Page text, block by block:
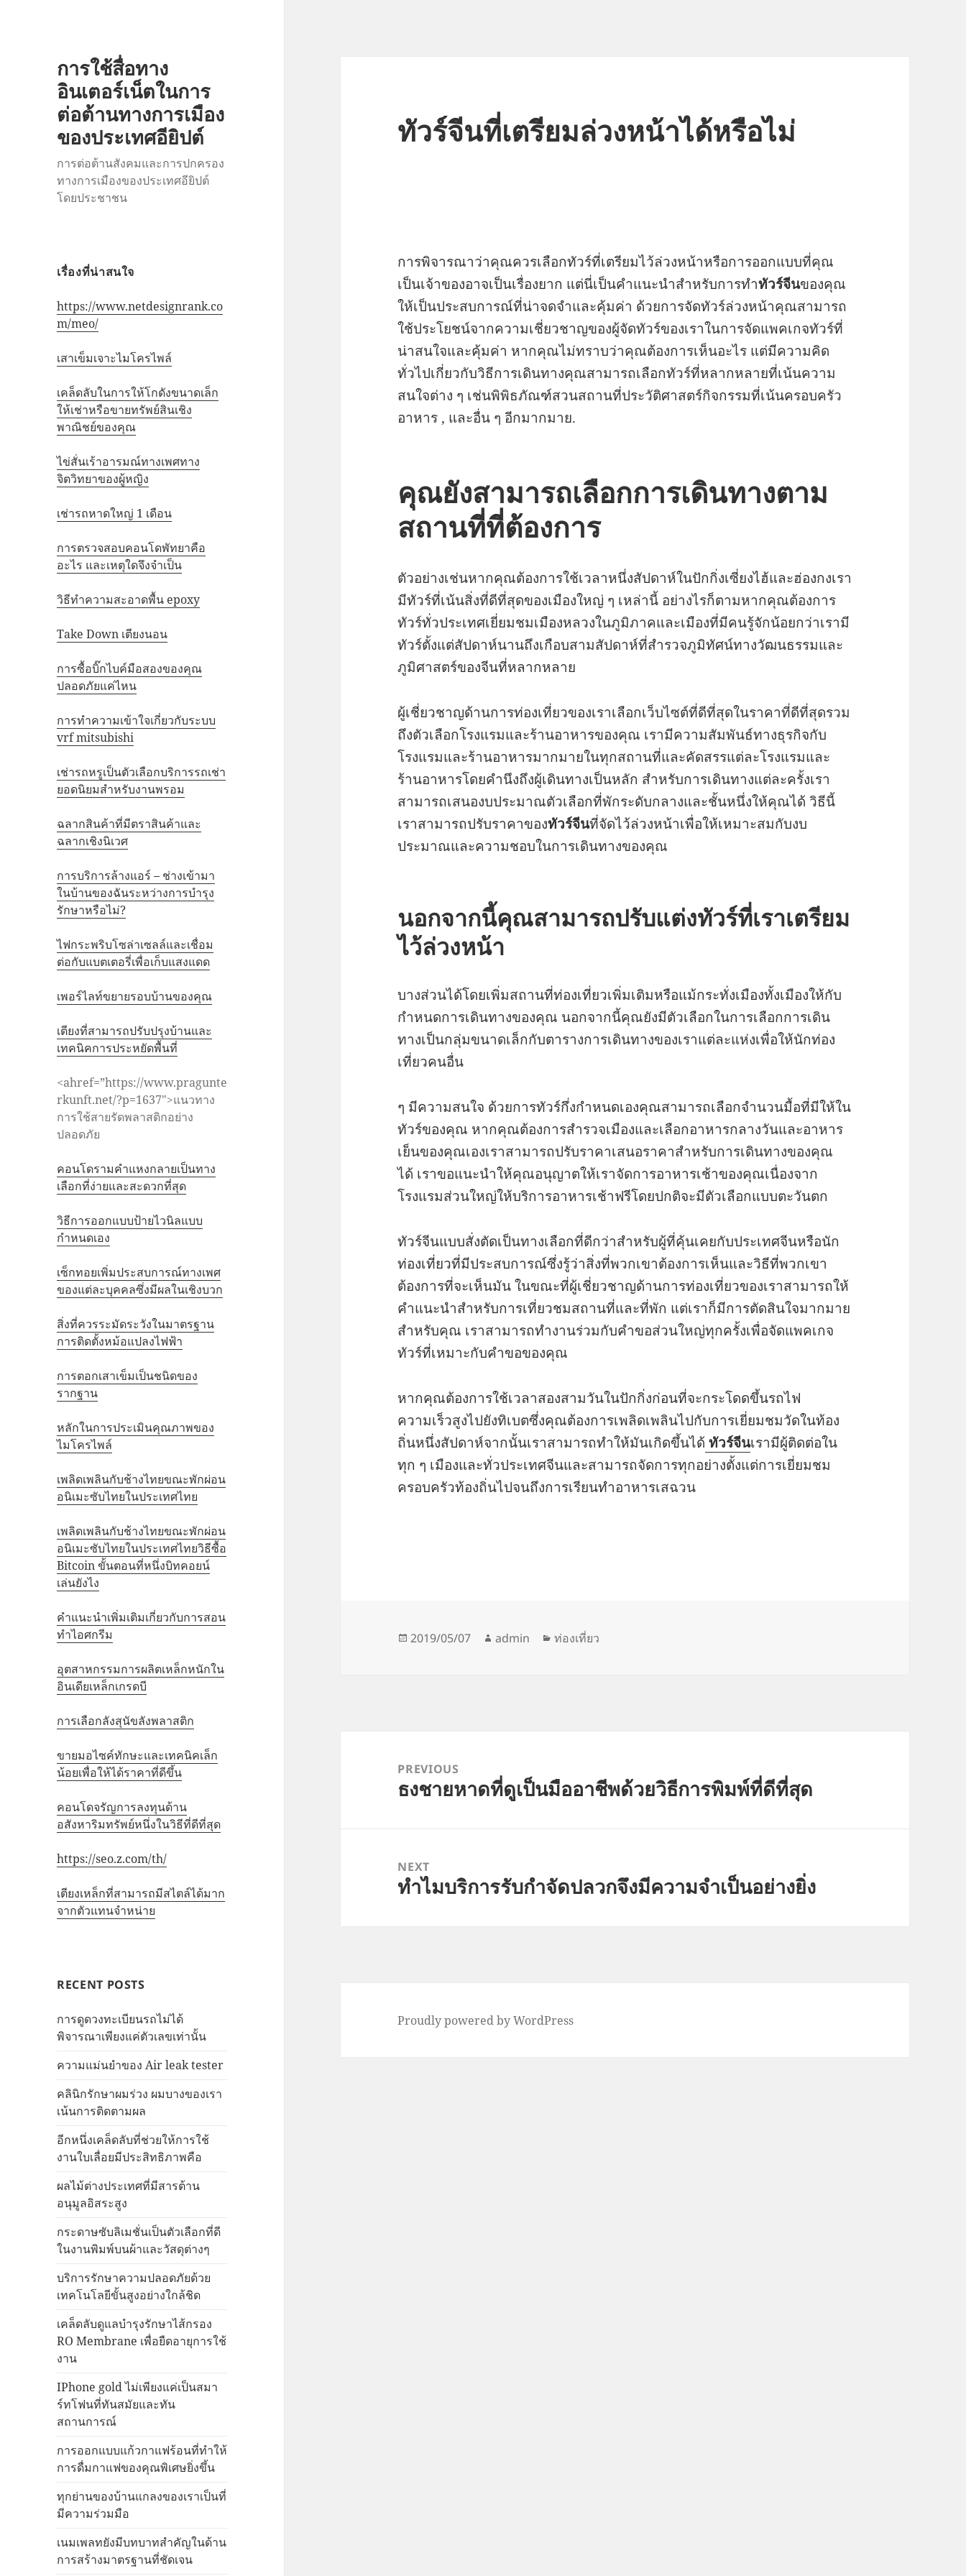
การใช้สื่อทาง
อินเตอร์เน็ตในการ
ต่อต้านทางการเมือง
ของประเทศอียิปต์
การต่อต้านสังคมและการปกครอง
ทางการเมืองของประเทศอียิปต์
โดยประชาชน
เรื่องที่น่าสนใจ
https://www.netdesignrank.co
m/meo/
เสาเข็มเจาะไมโครไพล์
เคล็ดลับในการให้โกดังขนาดเล็ก
ให้เช่าหรือขายทรัพย์สินเชิง
พาณิชย์ของคุณ
ไข่สั่นเร้าอารมณ์ทางเพศทาง
จิตวิทยาของผู้หญิง
เช่ารถหาดใหญ่ 1 เดือน
การตรวจสอบคอนโดพัทยาคือ
อะไร และเหตุใดจึงจำเป็น
วิธีทำความสะอาดพื้น epoxy
Take Down เตียงนอน
การซื้อบิ๊กไบค์มือสองของคุณ
ปลอดภัยแค่ไหน
การทำความเข้าใจเกี่ยวกับระบบ
vrf mitsubishi
เช่ารถหรูเป็นตัวเลือกบริการรถเช่า
ยอดนิยมสำหรับงานพรอม
ฉลากสินค้าที่มีตราสินค้าและ
ฉลากเชิงนิเวศ
การบริการล้างแอร์ – ช่างเข้ามา
ในบ้านของฉันระหว่างการบำรุง
รักษาหรือไม่?
ไฟกระพริบโซล่าเซลล์และเชื่อม
ต่อกับแบตเตอรี่เพื่อเก็บแสงแดด
เพอร์ไลท์ขยายรอบบ้านของคุณ
เตียงที่สามารถปรับปรุงบ้านและ
เทคนิคการประหยัดพื้นที่
<ahref=”https://www.pragunte
rkunft.net/?p=1637″>แนวทาง
การใช้สายรัดพลาสติกอย่าง
ปลอดภัย
คอนโดรามคำแหงกลายเป็นทาง
เลือกที่ง่ายและสะดวกที่สุด
วิธีการออกแบบป้ายไวนิลแบบ
กำหนดเอง
เซ็กทอยเพิ่มประสบการณ์ทางเพศ
ของแต่ละบุคคลซึ่งมีผลในเชิงบวก
สิ่งที่ควรระมัดระวังในมาตรฐาน
การติดตั้งหม้อแปลงไฟฟ้า
การตอกเสาเข็มเป็นชนิดของ
รากฐาน
หลักในการประเมินคุณภาพของ
ไมโครไพล์
เพลิดเพลินกับช้างไทยขณะพักผ่อน
อนิเมะซับไทยในประเทศไทย
เพลิดเพลินกับช้างไทยขณะพักผ่อน
อนิเมะซับไทยในประเทศไทยวิธีซื้อ
Bitcoin ขั้นตอนที่หนึ่งบิทคอยน์
เล่นยังไง
คำแนะนำเพิ่มเติมเกี่ยวกับการสอน
ทำไอศกรีม
อุตสาหกรรมการผลิตเหล็กหนักใน
อินเดียเหล็กเกรดบี
การเลือกลังสุนัขลังพลาสติก
ขายมอไซค์ทักษะและเทคนิคเล็ก
น้อยเพื่อให้ได้ราคาที่ดีขึ้น
คอนโดจรัญการลงทุนด้าน
อสังหาริมทรัพย์หนึ่งในวิธีที่ดีที่สุด
https://seo.z.com/th/
เตียงเหล็กที่สามารถมีสไตล์ได้มาก
จากตัวแทนจำหน่าย
RECENT POSTS
การดูดวงทะเบียนรถไม่ได้
พิจารณาเพียงแค่ตัวเลขเท่านั้น
ความแม่นยำของ Air leak tester
คลินิกรักษาผมร่วง ผมบางของเรา
เน้นการติดตามผล
อีกหนึ่งเคล็ดลับที่ช่วยให้การใช้
งานใบเลื่อยมีประสิทธิภาพคือ
ผลไม้ต่างประเทศที่มีสารต้าน
อนุมูลอิสระสูง
กระดาษซับลิเมชั่นเป็นตัวเลือกที่ดี
ในงานพิมพ์บนผ้าและวัสดุต่างๆ
บริการรักษาความปลอดภัยด้วย
เทคโนโลยีขั้นสูงอย่างใกล้ชิด
เคล็ดลับดูแลบำรุงรักษาไส้กรอง
RO Membrane เพื่อยืดอายุการใช้
งาน
IPhone gold ไม่เพียงแค่เป็นสมา
ร์ทโฟนที่ทันสมัยและทัน
สถานการณ์
การออกแบบแก้วกาแฟร้อนที่ทำให้
การดื่มกาแฟของคุณพิเศษยิ่งขึ้น
ทุกย่านของบ้านแกลงของเราเป็นที่
มีความร่วมมือ
เนมเพลทยังมีบทบาทสำคัญในด้าน
การสร้างมาตรฐานที่ชัดเจน
ทัวร์จีนที่เตรียมล่วงหน้าได้หรือไม่
การพิจารณาว่าคุณควรเลือกทัวร์ที่เตรียมไว้ล่วงหน้าหรือการออกแบบที่คุณ
เป็นเจ้าของอาจเป็นเรื่องยาก แต่นี่เป็นคำแนะนำสำหรับการทำทัวร์จีนของคุณ
ให้เป็นประสบการณ์ที่น่าจดจำและคุ้มค่า ด้วยการจัดทัวร์ล่วงหน้าคุณสามารถ
ใช้ประโยชน์จากความเชี่ยวชาญของผู้จัดทัวร์ของเราในการจัดแพคเกจทัวร์ที่
น่าสนใจและคุ้มค่า หากคุณไม่ทราบว่าคุณต้องการเห็นอะไร แต่มีความคิด
ทั่วไปเกี่ยวกับวิธีการเดินทางคุณสามารถเลือกทัวร์ที่หลากหลายที่เน้นความ
สนใจต่าง ๆ เช่นพิพิธภัณฑ์สวนสถานที่ประวัติศาสตร์กิจกรรมที่เน้นครอบครัว
อาหาร , และอื่น ๆ อีกมากมาย.
คุณยังสามารถเลือกการเดินทางตาม
สถานที่ที่ต้องการ
ตัวอย่างเช่นหากคุณต้องการใช้เวลาหนึ่งสัปดาห์ในปักกิ่งเซี่ยงไฮ้และฮ่องกงเรา
มีทัวร์ที่เน้นสิ่งที่ดีที่สุดของเมืองใหญ่ ๆ เหล่านี้ อย่างไรก็ตามหากคุณต้องการ
ทัวร์ทั่วประเทศเยี่ยมชมเมืองหลวงในภูมิภาคและเมืองที่มีคนรู้จักน้อยกว่าเรามี
ทัวร์ตั้งแต่สัปดาห์นานถึงเกือบสามสัปดาห์ที่สำรวจภูมิทัศน์ทางวัฒนธรรมและ
ภูมิศาสตร์ของจีนที่หลากหลาย
ผู้เชี่ยวชาญด้านการท่องเที่ยวของเราเลือกเว็บไซต์ที่ดีที่สุดในราคาที่ดีที่สุดรวม
ถึงตัวเลือกโรงแรมและร้านอาหารของคุณ เรามีความสัมพันธ์ทางธุรกิจกับ
โรงแรมและร้านอาหารมากมายในทุกสถานที่และคัดสรรแต่ละโรงแรมและ
ร้านอาหารโดยคำนึงถึงผู้เดินทางเป็นหลัก สำหรับการเดินทางแต่ละครั้งเรา
สามารถเสนองบประมาณตัวเลือกที่พักระดับกลางและชั้นหนึ่งให้คุณได้ วิธีนี้
เราสามารถปรับราคาของทัวร์จีนที่จัดไว้ล่วงหน้าเพื่อให้เหมาะสมกับงบ
ประมาณและความชอบในการเดินทางของคุณ
นอกจากนี้คุณสามารถปรับแต่งทัวร์ที่เราเตรียม
ไว้ล่วงหน้า
บางส่วนได้โดยเพิ่มสถานที่ท่องเที่ยวเพิ่มเติมหรือแม้กระทั่งเมืองทั้งเมืองให้กับ
กำหนดการเดินทางของคุณ นอกจากนี้คุณยังมีตัวเลือกในการเลือกการเดิน
ทางเป็นกลุ่มขนาดเล็กกับตารางการเดินทางของเราแต่ละแห่งเพื่อให้นักท่อง
เที่ยวคนอื่น
ๆ มีความสนใจ ด้วยการทัวร์กึ่งกำหนดเองคุณสามารถเลือกจำนวนมื้อที่มีให้ใน
ทัวร์ของคุณ หากคุณต้องการสำรวจเมืองและเลือกอาหารกลางวันและอาหาร
เย็นของคุณเองเราสามารถปรับราคาเสนอราคาสำหรับการเดินทางของคุณ
ได้ เราขอแนะนำให้คุณอนุญาตให้เราจัดการอาหารเช้าของคุณเนื่องจาก
โรงแรมส่วนใหญ่ให้บริการอาหารเช้าฟรีโดยปกติจะมีตัวเลือกแบบตะวันตก
ทัวร์จีนแบบสั่งตัดเป็นทางเลือกที่ดีกว่าสำหรับผู้ที่คุ้นเคยกับประเทศจีนหรือนัก
ท่องเที่ยวที่มีประสบการณ์ซึ่งรู้ว่าสิ่งที่พวกเขาต้องการเห็นและวิธีที่พวกเขา
ต้องการที่จะเห็นมัน ในขณะที่ผู้เชี่ยวชาญด้านการท่องเที่ยวของเราสามารถให้
คำแนะนำสำหรับการเที่ยวชมสถานที่และที่พัก แต่เราก็มีการตัดสินใจมากมาย
สำหรับคุณ เราสามารถทำงานร่วมกับคำขอส่วนใหญ่ทุกครั้งเพื่อจัดแพคเกจ
ทัวร์ที่เหมาะกับคำขอของคุณ
หากคุณต้องการใช้เวลาสองสามวันในปักกิ่งก่อนที่จะกระโดดขึ้นรถไฟ
ความเร็วสูงไปยังทิเบตซึ่งคุณต้องการเพลิดเพลินไปกับการเยี่ยมชมวัดในท้อง
ถิ่นหนึ่งสัปดาห์จากนั้นเราสามารถทำให้มันเกิดขึ้นได้ ทัวร์จีนเรามีผู้ติดต่อใน
ทุก ๆ เมืองและทั่วประเทศจีนและสามารถจัดการทุกอย่างตั้งแต่การเยี่ยมชม
ครอบครัวท้องถิ่นไปจนถึงการเรียนทำอาหารเสฉวน
Posted
2019/05/07 Author
admin Categories
ท่องเที่ยว
navigationPREVIOUS
Previous
ธงชายหาดที่ดูเป็นมืออาชีพด้วยวิธีการพิมพ์ที่ดีที่สุด
NEXT
Next
ทำไมบริการรับกำจัดปลวกจึงมีความจำเป็นอย่างยิ่ง
Proudly powered by WordPress